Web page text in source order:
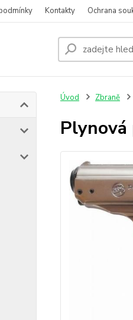
Kontakty Ochrana
Úvod Zbraně
Plynová